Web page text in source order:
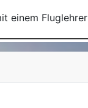
einem Fluglehrer